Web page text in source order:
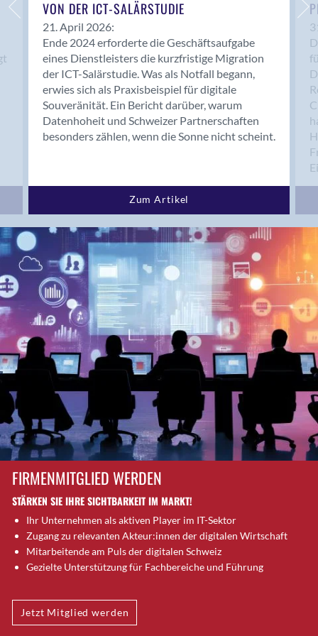
Bern 15
Bern 22
Bern 65
Bern 9
Bern-Zollikofen
Biel/Bienne
Binningen
Bolligen
Bremgarten bei Bern
Brig
Brig-Glis
Bronschhofen
Brugg
Brugg AG
Brütten
Bubendorf
Bubikon
Burgdorf
Bäretswil
Bülach
Cazis
Cham
Chur
Crissier
Davos Platz
Dietikon
Dietlikon
VON DER ICT-SALÄRSTUDIE
21. April 2026:
Ende 2024 erforderte die Geschäftsaufgabe
eines Dienstleisters die kurzfristige Migration
der ICT-Salärstudie. Was als Notfall begann,
erwies sich als Praxisbeispiel für digitale
Souveränität. Ein Bericht darüber, warum
Datenhoheit und Schweizer Partnerschaften
besonders zählen, wenn die Sonne nicht scheint.
Zum Artikel
FIRMENMITGLIED WERDEN
STÄRKEN SIE IHRE SICHTBARKEIT IM MARKT!
Ihr Unternehmen als aktiven Player im IT-Sektor
Zugang zu relevanten Akteur:innen der digitalen Wirtschaft
Mitarbeitende am Puls der digitalen Schweiz
Gezielte Unterstützung für Fachbereiche und Führung
Jetzt Mitglied werden